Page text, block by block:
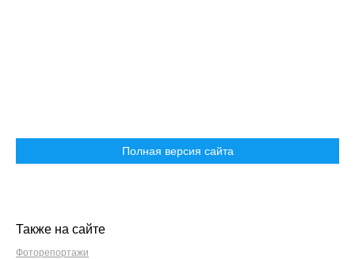
Полная версия сайта
Также на сайте
Фоторепортажи